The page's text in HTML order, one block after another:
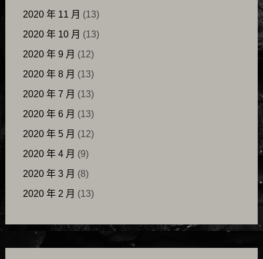
2020 年 11 月 (13)
2020 年 10 月 (13)
2020 年 9 月 (12)
2020 年 8 月 (13)
2020 年 7 月 (13)
2020 年 6 月 (13)
2020 年 5 月 (12)
2020 年 4 月 (9)
2020 年 3 月 (8)
2020 年 2 月 (13)